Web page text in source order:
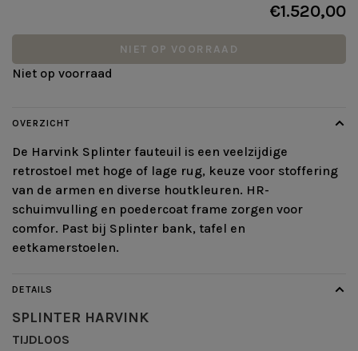
€1.520,00
NIET OP VOORRAAD
Niet op voorraad
OVERZICHT
De Harvink Splinter fauteuil is een veelzijdige
retrostoel met hoge of lage rug, keuze voor stoffering
van de armen en diverse houtkleuren. HR-
schuimvulling en poedercoat frame zorgen voor
comfor. Past bij Splinter bank, tafel en
eetkamerstoelen.
DETAILS
SPLINTER HARVINK
TIJDLOOS